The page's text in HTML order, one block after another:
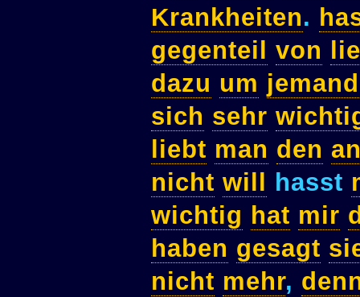
Krankheiten.
gegenteil
von
dazu um
sich sehr
liebt man den
nicht will hasst
wichtig hat mir
haben gesagt
nicht mehr,